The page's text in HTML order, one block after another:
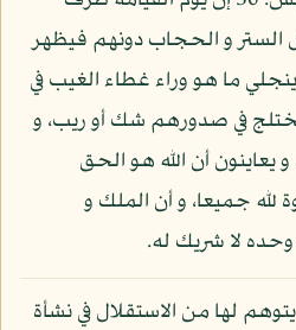
الستر و الحجاب دونهم فيظهر
ما هو وراء غطاء الغيب في
في صدورهم شك أو ريب، و
أن الله هو الحق
لله جميعا، و أن الملك و
وحده لا شريك له.
لها من الاستقلال في نشأة